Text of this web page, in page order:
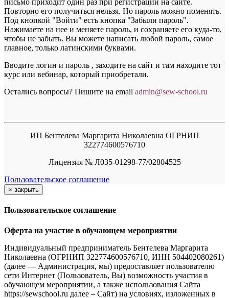
письмо приходит один раз при регистрации на сайте.
Повторно его получиться нельзя. Но пароль можно поменять.
Под кнопкой "Войти" есть кнопка "Забыли пароль".
Нажимаете на нее и меняете пароль, и сохраняете его куда-то,
чтобы не забыть. Вы можете написать любой пароль, самое
главное, только латинскими буквами.
Вводите логин и пароль , заходите на сайт и там находите тот
курс или вебинар, который приобретали.
Остались вопросы? Пишите на email admin@sew-school.ru
ИП Бентелева Маргарита Николаевна ОГРНИП
322774600576710
Лицензия № Л035-01298-77/02804525
Пользовательское соглашение
× закрыть
Пользовательское соглашение
Оферта на участие в обучающем мероприятии
Индивидуальный предприниматель Бентелева Маргарита
Николаевна (ОГРНИП 322774600576710, ИНН 504402080261)
(далее — Администрация, мы) предоставляет пользователю
сети Интернет (Пользователь, Вы) возможность участия в
обучающем мероприятии, а также использования Сайта
https://sewschool.ru далее – Сайт) на условиях, изложенных в